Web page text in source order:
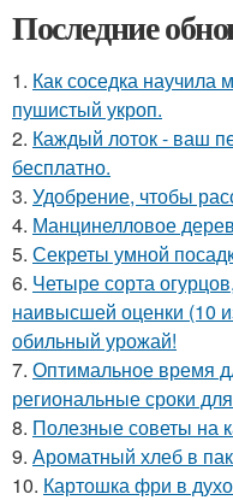
Последние
1. Как соседка
пушистый укроп.
2. Каждый лоток - ваш
бесплатно.
3. Удобрение, чтобы
4. Манцинелловое
5. Секреты умной
6. Четыре сорта
наивысшей оценки (10
обильный урожай!
7. Оптимальное время
региональные сроки
8. Полезные советы на
9. Ароматный хлеб в
10. Картошка фри в